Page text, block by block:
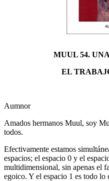
MUUL 54.
EL
Aumnor
Amados hermanos Muul, soy
todos.
Efectivamente estamos
espacios; el espacio 0 y el
multidimensional, sin apenas el
egoico. Y el espacio 1 es todo lo